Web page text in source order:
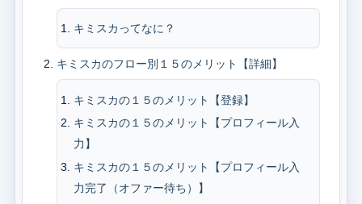
キミスカってなに？
キミスカのフロー別１５のメリット【詳細】
キミスカの１５のメリット【登録】
キミスカの１５のメリット【プロフィール入
力】
キミスカの１５のメリット【プロフィール入
力完了（オファー待ち）】